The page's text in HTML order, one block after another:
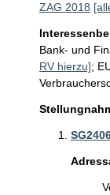
ZAG 2018
Bank- und
RV hierzu];